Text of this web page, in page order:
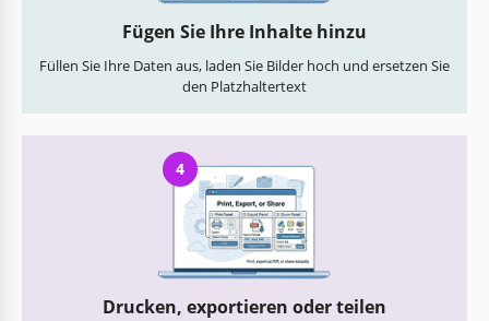
Fügen Sie Ihre Inhalte hinzu
Füllen Sie Ihre Daten aus, laden Sie Bilder hoch und ersetzen Sie
den Platzhaltertext
4
Drucken, exportieren oder teilen